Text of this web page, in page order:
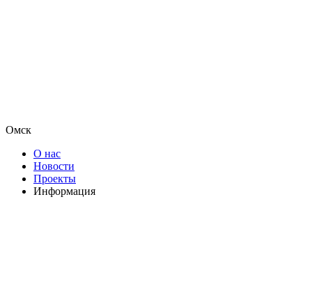
Омск
О нас
Новости
Проекты
Информация